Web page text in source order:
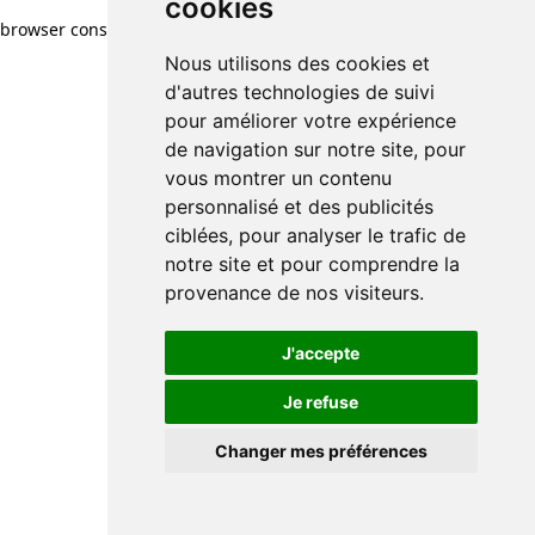
cookies
Nous utilisons des cookies et
d'autres technologies de suivi
pour améliorer votre expérience
de navigation sur notre site, pour
vous montrer un contenu
personnalisé et des publicités
ciblées, pour analyser le trafic de
notre site et pour comprendre la
provenance de nos visiteurs.
J'accepte
Je refuse
Changer mes préférences
browser console for more information)